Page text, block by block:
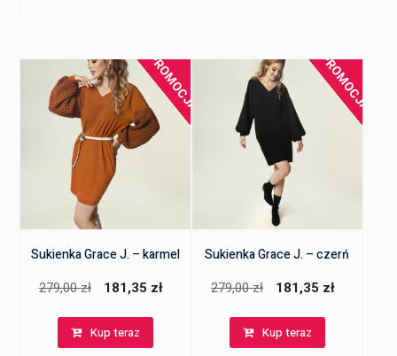
PROMOCJA!
Sukienka Grace J. – karmel
279,00zł
Pierwotna
wynosiła:
181,35 zł
Aktualna
Kup teraz
PROMOCJA!
Sukienka Grace J. – czerń
279,00zł
Pierwotna
wynosiła:
181,35 zł
Kup teraz